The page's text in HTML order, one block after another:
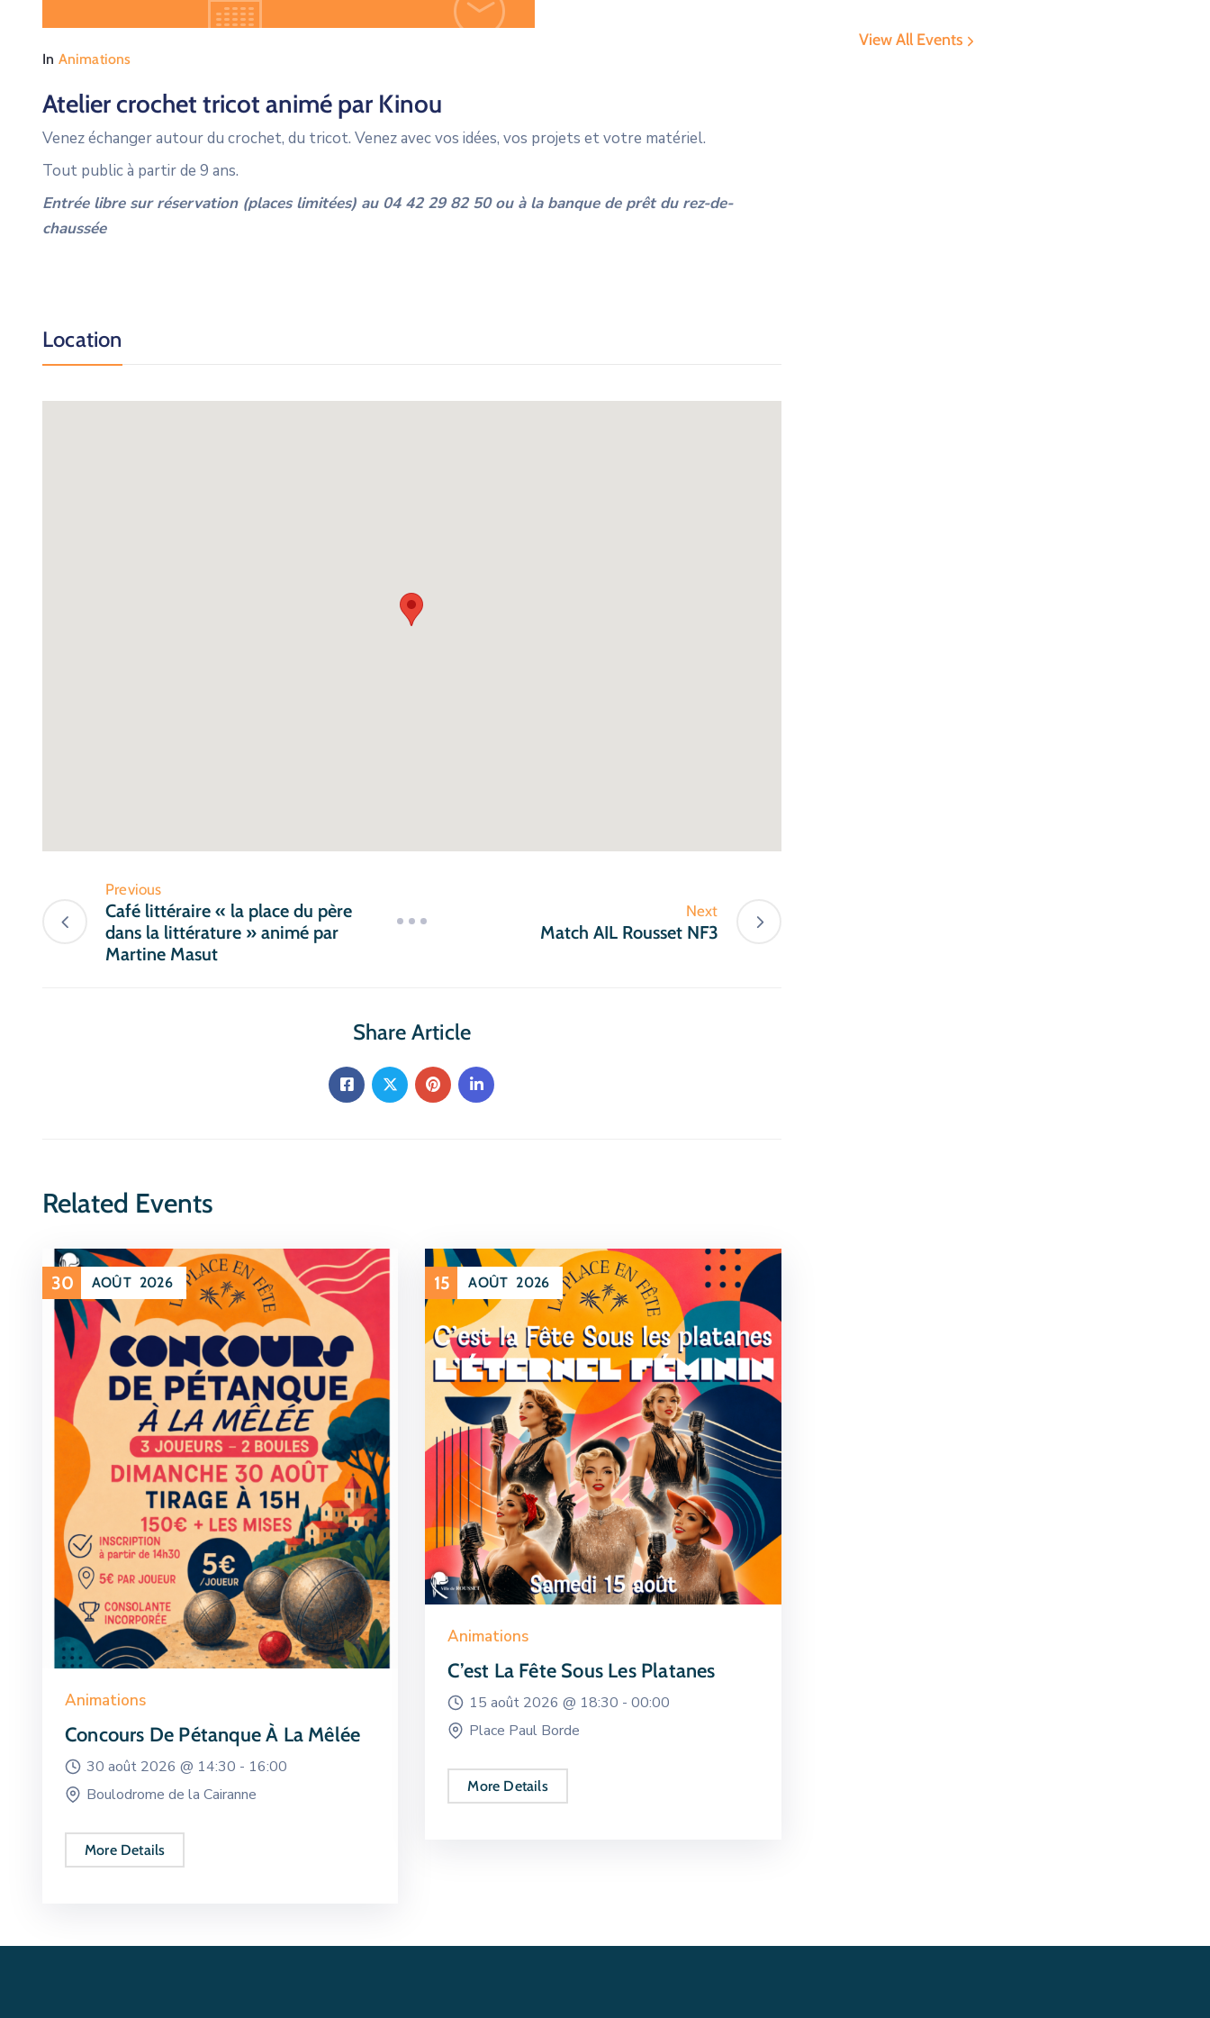
In Animations
Atelier crochet tricot animé par Kinou
Venez échanger autour du crochet, du tricot. Venez avec vos idées, vos projets et votre matériel.
Tout public à partir de 9 ans.
Entrée libre sur réservation (places limitées) au 04 42 29 82 50 ou à la banque de prêt du rez-de-
chaussée
Location
Previous
Café littéraire « la place du père
dans la littérature » animé par
Martine Masut
Next
Match AIL Rousset NF3
Share Article
Related Events
30 AOÛT 2026
Animations
Concours De Pétanque À La Mêlée
30 août 2026 @ 14:30 - 16:00
Boulodrome de la Cairanne
More Details
15 AOÛT 2026
Animations
C’est La Fête Sous Les Platanes
15 août 2026 @ 18:30 -00:00
Place Paul Borde
More Details
View All Events